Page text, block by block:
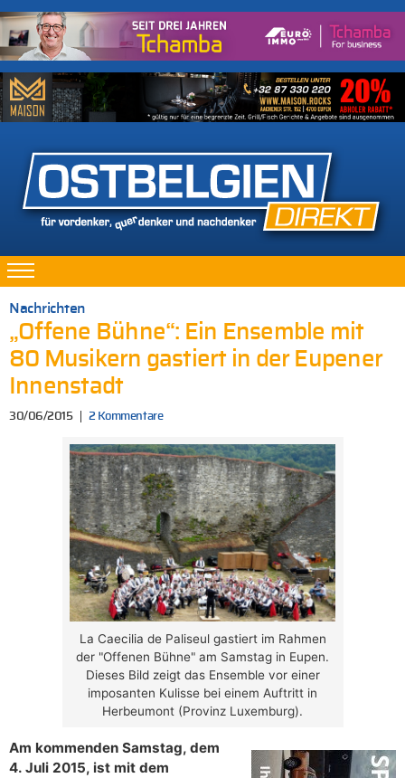
Nachrichten
„Offene Bühne“: Ein Ensemble mit
80 Musikern gastiert in der Eupener
Innenstadt
30/06/2015 2 Kommentare
La Caecilia de Paliseul gastiert im Rahmen
der "Offenen Bühne" am Samstag in Eupen.
Dieses Bild zeigt das Ensemble vor einer
imposanten Kulisse bei einem Auftritt in
Herbeumont (Provinz Luxemburg).
Am kommenden Samstag, dem
4. Juli 2015, ist mit dem